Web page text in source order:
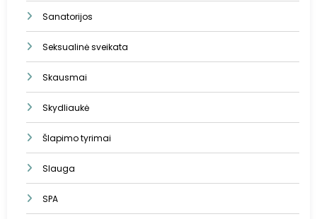
Sanatorijos
Seksualinė sveikata
Skausmai
Skydliaukė
Šlapimo tyrimai
Slauga
SPA